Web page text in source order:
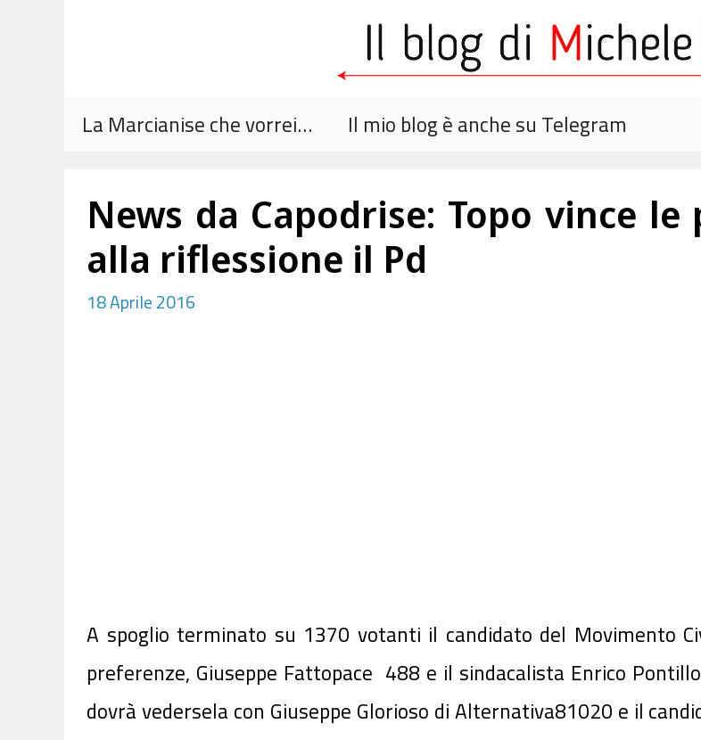
La Marcianise che vorrei… Il mio blog è anche su Telegram
News da Capodrise: Topo vince
alla riflessione il Pd
18 Aprile 2016
A spoglio terminato su 1370 votanti il candidato del Movimento
preferenze, Giuseppe Fattopace 488 e il sindacalista Enrico
dovrà vedersela con Giuseppe Glorioso di Alternativa81020 e il